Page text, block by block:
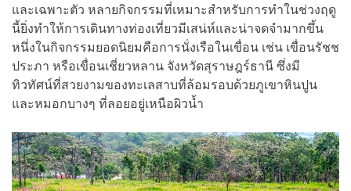
และเฉพาะตัว หลายกิจกรรมที่เหมาะสำหรับการทำในช่วงฤดู
นี้ยิ่งทำให้การเดินทางท่องเที่ยวมีเสน่ห์และน่าจดจำมากขึ้น
หนึ่งในกิจกรรมยอดนิยมคือการนั่งเรือในเขื่อน เช่น เขื่อนรัชช
ประภา หรือเขื่อนเชี่ยวหลาน จังหวัดสุราษฎร์ธานี ซึ่งมี
ทิวทัศน์ที่สวยงามของทะเลสาบที่ล้อมรอบด้วยภูเขาหินปูน
และหมอกบางๆ ที่ลอยอยู่เหนือผิวน้ำ